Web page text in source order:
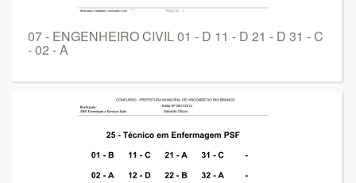
07 - ENGENHEIRO CIVIL 01 - D 11 - D 21 - D 31 - C
- 02 - A